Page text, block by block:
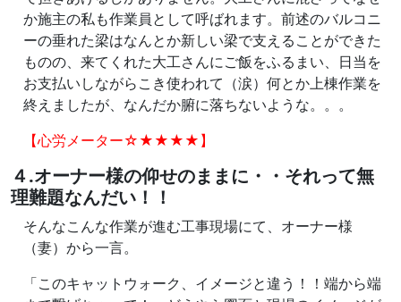
か施主の私も作業員として呼ばれます。前述のバルコニ
ーの垂れた梁はなんとか新しい梁で支えることができた
ものの、来てくれた大工さんにご飯をふるまい、日当を
お支払いしながらこき使われて（涙）何とか上棟作業を
終えましたが、なんだか腑に落ちないような。。。
【心労メーター☆★★★★】
４.オーナー様の仰せのままに・・それって無
理難題なんだい！！
そんなこんな作業が進む工事現場にて、オーナー様
（妻）から一言。
「このキャットウォーク、イメージと違う！！端から端